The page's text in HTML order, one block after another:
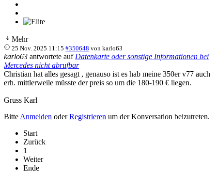
Mehr
25 Nov. 2025 11:15 #350648 vonkarlo63
karlo63 antwortete auf Datenkarte oder sonstige Informationen bei
Mercedes nicht abrufbar
Christian hat alles gesagt , genauso ist es hab meine 350er v77 auch
erh. mittlerweile müsste der preis so um die 180-190 € liegen.
Gruss Karl
Bitte Anmelden oderRegistrieren um der Konversation beizutreten.
Start
Zurück
1
Weiter
Ende